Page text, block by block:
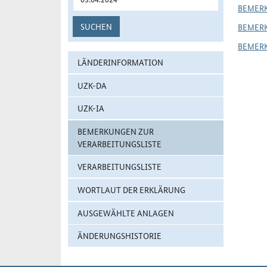
SUCHEN
LÄNDERINFORMATION
UZK-DA
UZK-IA
BEMERKUNGEN ZUR
VERARBEITUNGSLISTE
VERARBEITUNGSLISTE
WORTLAUT DER ERKLÄRUNG
AUSGEWÄHLTE ANLAGEN
ÄNDERUNGSHISTORIE